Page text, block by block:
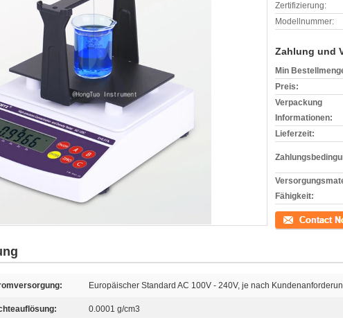
Zertifizierung:
Modellnummer:
Zahlung und
Min
Preis:
Verpackung
Informationen:
Lieferzeit:
Fähigkeit:
Kontakt
Europäischer Standard AC 100V - 240V, je nach
0.0001 g/cm3